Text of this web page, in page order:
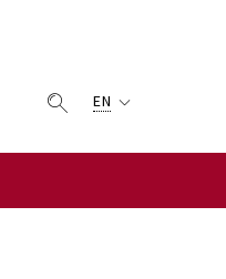
EN